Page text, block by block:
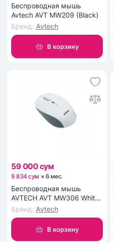
Беспроводная мышь
Avtech AVT MW209 (Black)
Бренд: Avtech
В корзину
59 000 сум
9 834 сум × 6 мес.
Беспроводная мышь
AVTECH AVT MW306 White-
Grey
Бренд: Avtech
В корзину